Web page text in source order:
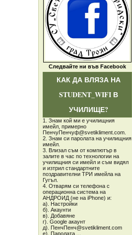
Следвайте ни във Facebook
КАК ДА ВЛЯЗА НА
STUDENT_WIFI В
УЧИЛИЩЕ?
1. Знам кой ми е училищния
имейл, примерно
ПенчуПенчуф@svetikliment.com.
2. Знам си паролата на училищния
имейл.
3. Влизал съм от компютър в
залите в час по технологии на
училищния си имейл и съм видял
и изтрил стандартните
поздравителни ТРИ имейла на
Гугъл.
4. Отварям си телефона с
операционна система на
АНДРОИД (не на iPhone) и:
а). Настройки
б). Акаунти
в). Добавяне
г). Google акаунт
д). ПенчПенч@svetikliment.com
е). Паролата ...